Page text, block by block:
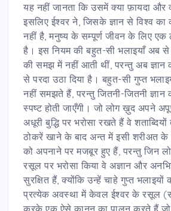
यह नहीं जानता कि उसमें क्या फ़ायदा और
इसलिए ईश्वर ने, जिसके ज्ञान से विश्व का
नहीं है, मनुष्य के सम्पूर्ण जीवन के लिए एक
है। इस नियम की बहुत-सी भलाइयाँ अब से
की समझ में नहीं आती थीं, परन्तु अब ज्ञान
से परदा उठा दिया है। बहुत-सी गुप्त
नहीं समझते हैं, परन्तु जितनी-जितनी ज्ञान
स्पष्ट होती जाएँगी। जो लोग ख़ुद अपने
अधूरी बुद्धि पर भरोसा रखते हैं वे
ठोकरें खाने के बाद अन्त में इसी शरीअत के
को अपनाने पर मजबूर हुए हैं, परन्तु जिन
रसूल पर भरोसा किया वे अज्ञान और
सुरक्षित हैं, क्योंकि उन्हें चाहे गुप्त भलाइयों
प्रत्येक अवस्था में केवल ईश्वर के रसूल
करके एक ऐसे क़ानून का पालन करते हैं जो